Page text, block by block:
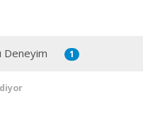
Deneyim 1